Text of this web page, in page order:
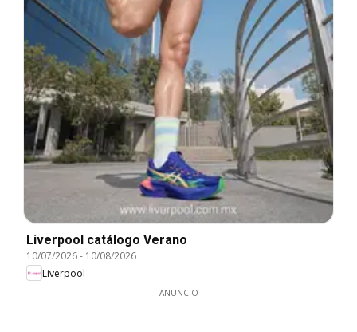
Liverpool catálogo Verano
10/07/2026- 10/08/2026
Liverpool
ANUNCIO